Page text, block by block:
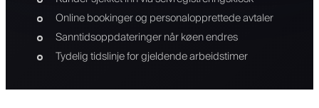
Online bookinger og personalopprettede avtaler
Sanntidsoppdateringer når køen endres
Tydelig tidslinje for gjeldende arbeidstimer